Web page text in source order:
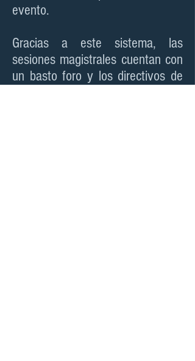
evento.
Gracias a este sistema, las
sesiones magistrales cuentan con
un basto foro y los directivos de